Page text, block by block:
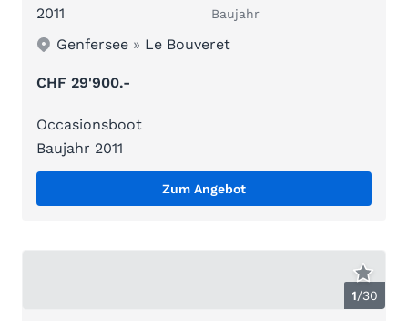
2011 Baujahr
Genfersee » Le Bouveret
CHF 29'900.-
Occasionsboot
Baujahr 2011
Zum Angebot
1/30